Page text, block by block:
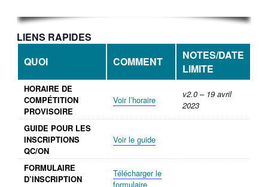
LIENS RAPIDES
QUOI
COMMENT
NOTES/DATE
LIMITE
HORAIRE DE
COMPÉTITION
PROVISOIRE
Voir l’horaire
v2.0 – 19 avril
2023
GUIDE POUR LES
INSCRIPTIONS
QC/ON
Voir le guide
FORMULAIRE
D’INSCRIPTION
Télécharger le
formulaire